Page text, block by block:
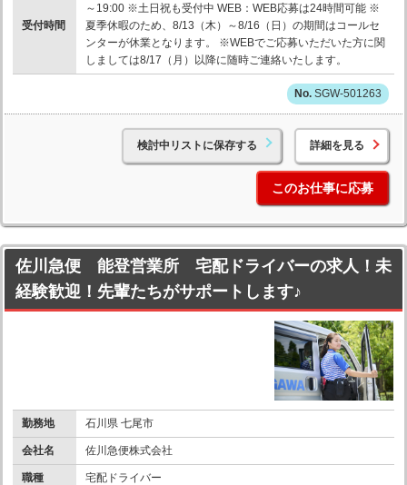
受付時間
～19:00 ※土日祝も受付中 WEB：WEB応募は24時間可能 ※
夏季休暇のため、8/13（木）～8/16（日）の期間はコールセ
ンターが休業となります。 ※WEBでご応募いただいた方に関
しましては8/17（月）以降に随時ご連絡いたします。
SGW-501263
検討中リストに保存する 詳細を見る
このお仕事に応募
佐川急便 能登営業所 宅配ドライバーの求人！未
経験歓迎！先輩たちがサポートします♪
勤務地 石川県 七尾市
会社名 佐川急便株式会社
職種 宅配ドライバー